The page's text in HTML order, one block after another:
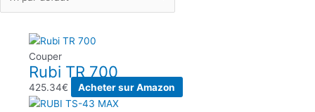
Couper
Rubi TR 700
425.34€ Acheter sur Amazon